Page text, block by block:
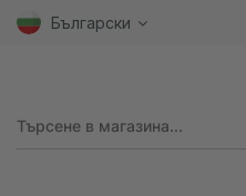
Български